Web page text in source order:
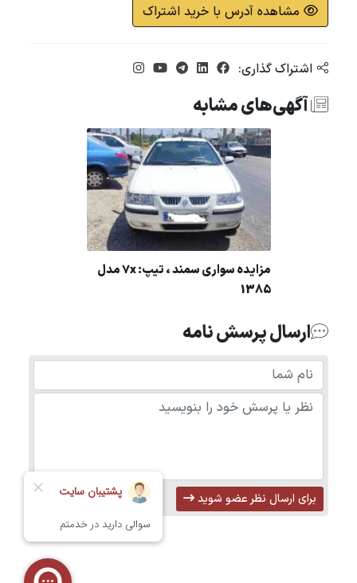
مشاهده آدرس با خرید اشتراک
اشتراک گذاری:
آگهی‌های مشابه
مزایده سواری سمند ، تیپ: 7x مدل
1385
ارسال پرسش نامه
برای ارسال نظر عضو شوید